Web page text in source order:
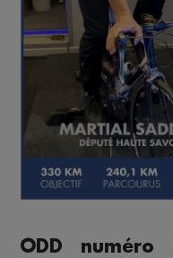
ODD